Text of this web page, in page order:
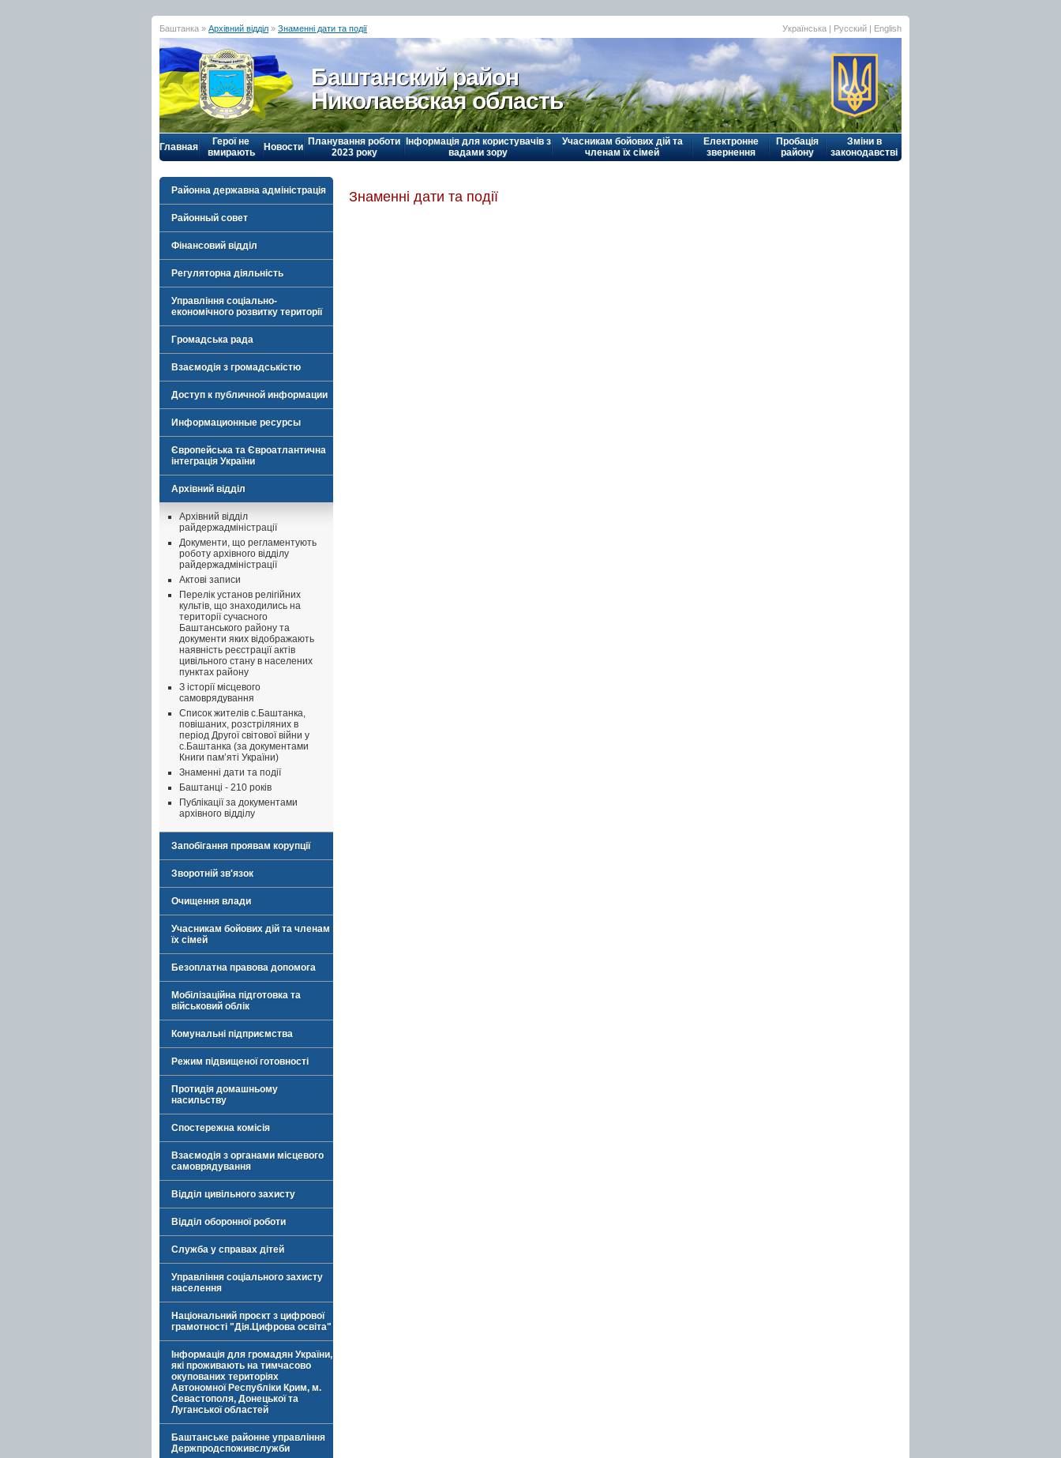
Баштанка » Архівний відділ » Знаменні дати та події Українська | Русский | English
Баштанский район
Николаевская область
Главная
Герої не
вмирають
Новости Планування роботи
2023 року
Інформація для користувачів з
вадами зору
Учасникам бойових дій та
членам їх сімей
Електронне
звернення
Пробація
району
Зміни в
законодавстві
Районна державна адміністрація
Районный совет
Фінансовий відділ
Регуляторна діяльність
Управління соціально-
економічного розвитку території
Громадська рада
Взаємодія з громадськістю
Доступ к публичной информации
Информационные ресурсы
Європейська та Євроатлантична
інтеграція України
Архівний відділ
Архівний відділ
райдержадміністрації
Документи, що регламентують
роботу архівного відділу
райдержадміністрації
Актові записи
Перелік установ релігійних
культів, що знаходились на
території сучасного
Баштанського району та
документи яких відображають
наявність реєстрації актів
цивільного стану в населених
пунктах району
З історії місцевого
самоврядування
Список жителів с.Баштанка,
повішаних, розстріляних в
період Другої світової війни у
с.Баштанка (за документами
Книги пам’яті України)
Знаменні дати та події
Баштанці - 210 років
Публікації за документами
архівного відділу
Запобігання проявам корупції
Зворотній зв'язок
Очищення влади
Учасникам бойових дій та членам
їх сімей
Безоплатна правова допомога
Мобілізаційна підготовка та
військовий облік
Комунальні підприємства
Режим підвищеної готовності
Протидія домашньому
насильству
Спостережна комісія
Взаємодія з органами місцевого
самоврядування
Відділ цивільного захисту
Відділ оборонної роботи
Служба у справах дітей
Управління соціального захисту
населення
Національний проєкт з цифрової
грамотності "Дія.Цифрова освіта"
Інформація для громадян України,
які проживають на тимчасово
окупованих територіях
Автономної Республіки Крим, м.
Севастополя, Донецької та
Луганської областей
Баштанське районне управління
Держпродспоживслужби
Знаменні дати та події